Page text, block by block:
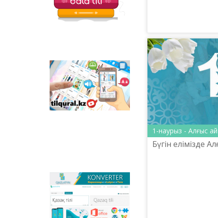
Tilqural.kz - is a web
service for the gradual
study of the state
language. The website
contains an online
Qazlatyn.kz - is a multi-
functional converter
that transforms texts
from Cyrillic to Latin
1-наурыз - Алғыс
Бүгін елімізде